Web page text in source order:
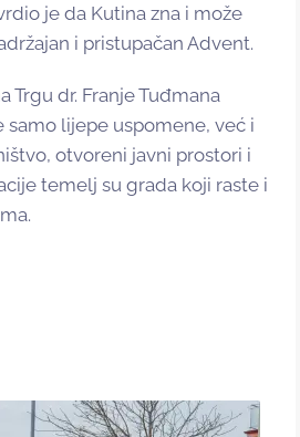
je da Kutina zna i može
i pristupačan Advent.
Trgu dr. Franje Tuđmana
samo lijepe uspomene, već i
otvoreni javni prostori i
temelj su grada koji raste i